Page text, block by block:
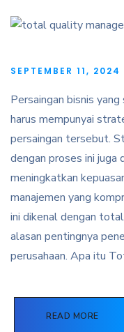
SEPTEMBER 11, 2024
Persaingan bisnis
harus mempunyai
persaingan tersebut.
dengan proses ini juga
meningkatkan
manajemen yang
ini dikenal dengan
alasan pentingnya
perusahaan. Apa itu
READ MORE